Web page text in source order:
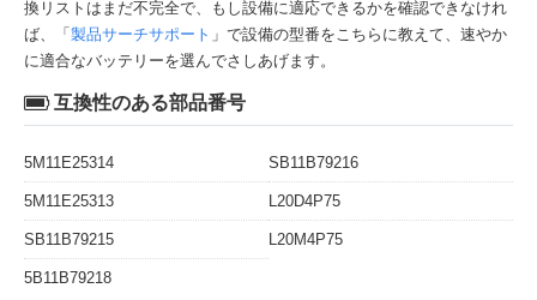
換リストはまだ不完全で、もし設備に適応できるかを確認できなけれ
ば、「 製品サーチサポート 」で設備の型番をこちらに教えて、速やか
に適合なバッテリーを選んでさしあげます。
互換性のある部品番号
5M11E25314 SB11B79216
5M11E25313 L20D4P75
SB11B79215 L20M4P75
5B11B79218